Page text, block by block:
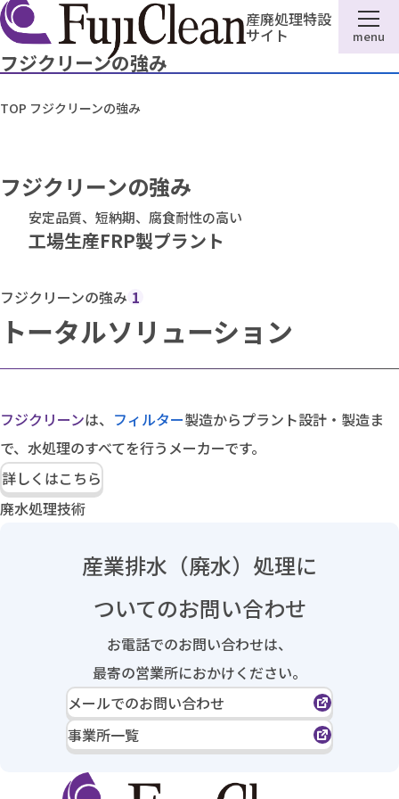
産廃処理特設
サイト menu
フジクリーンの強み
TOP フジクリーンの強み
フジクリーンの強み
安定品質、短納期、腐食耐性の高い
工場生産FRP製プラント
フジクリーンの強み 1
トータルソリューション
フジクリーンは、 フィルター製造からプラント設計・製造ま
で、水処理のすべてを行うメーカーです。
詳しくはこちら
廃水処理技術
産業排水（廃水）処理に
ついてのお問い合わせ
お電話でのお問い合わせは、
最寄の営業所におかけください。
メールでのお問い合わせ
事業所一覧